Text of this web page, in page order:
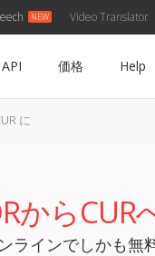
Video Translator
API 価格 Help
に
から
ラインでしかも無